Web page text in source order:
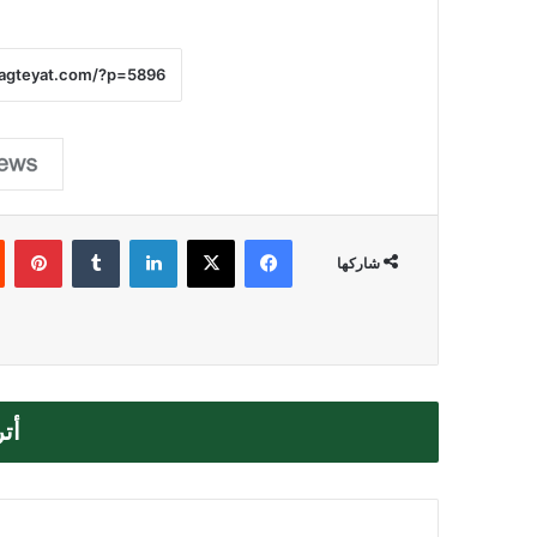
شاركها
فيسبوك‫X لينكدإن‏Tumblr